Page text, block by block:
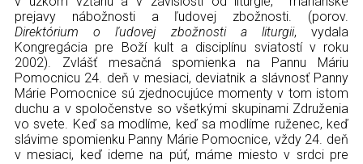
prejavy nábožnosti a ľudovej zbožnosti. (porov.
Direktórium o ľudovej zbožnosti a liturgii, vydala
Kongregácia pre Boží kult a disciplínu sviatostí v roku
2002). Zvlášť mesačná spomienka na Pannu Máriu
Pomocnicu 24. deň v mesiaci, deviatnik a slávnosť Panny
Márie Pomocnice sú zjednocujúce momenty v tom istom
duchu a v spoločenstve so všetkými skupinami Združenia
vo svete. Keď sa modlíme, keď sa modlíme ruženec, keď
slávime spomienku Panny Márie Pomocnice, vždy 24. deň
v mesiaci, keď ideme na púť, máme miesto v srdci pre